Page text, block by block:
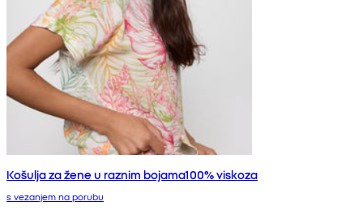
Košulja za žene u raznim bojama100% viskoza
s vezanjem na porubu